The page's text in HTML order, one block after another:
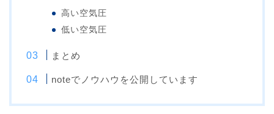
高い空気圧
低い空気圧
まとめ
noteでノウハウを公開しています